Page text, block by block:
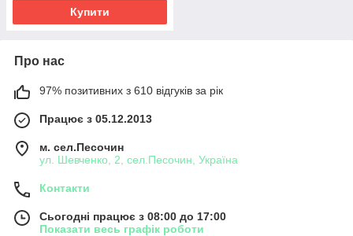
Купити
Про нас
97% позитивних з 610 відгуків за рік
Працює з 05.12.2013
м. сел.Песочин
ул. Шевченко, 2, сел.Песочин, Україна
Контакти
Сьогодні працює з 08:00 до 17:00
Показати весь графік роботи